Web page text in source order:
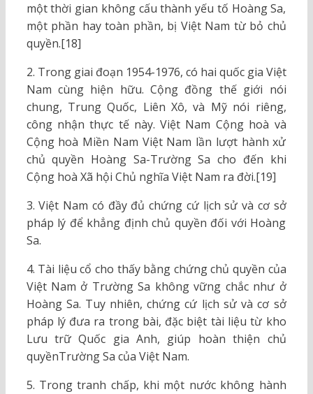
một thời gian không cấu thành yếu tố Hoàng Sa,
một phần hay toàn phần, bị Việt Nam từ bỏ chủ
quyền.[18]
2. Trong giai đoạn 1954-1976, có hai quốc gia Việt
Nam cùng hiện hữu. Cộng đồng thế giới nói
chung, Trung Quốc, Liên Xô, và Mỹ nói riêng,
công nhận thực tế này. Việt Nam Cộng hoà và
Cộng hoà Miền Nam Việt Nam lần lượt hành xử
chủ quyền Hoàng Sa-Trường Sa cho đến khi
Cộng hoà Xã hội Chủ nghĩa Việt Nam ra đời.[19]
3. Việt Nam có đầy đủ chứng cứ lịch sử và cơ sở
pháp lý để khẳng định chủ quyền đối với Hoàng
Sa.
4. Tài liệu cổ cho thấy bằng chứng chủ quyền của
Việt Nam ở Trường Sa không vững chắc như ở
Hoàng Sa. Tuy nhiên, chứng cứ lịch sử và cơ sở
pháp lý đưa ra trong bài, đặc biệt tài liệu từ kho
Lưu trữ Quốc gia Anh, giúp hoàn thiện chủ
quyềnTrường Sa của Việt Nam.
5. Trong tranh chấp, khi một nước không hành